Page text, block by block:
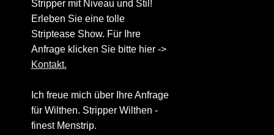
Stripper mit Niveau und Stil!
Erleben Sie eine tolle
Striptease Show. Für Ihre
Anfrage klicken Sie bitte hier ->
Kontakt.
Ich freue mich über Ihre Anfrage
für Wilthen. Stripper Wilthen -
finest Menstrip.